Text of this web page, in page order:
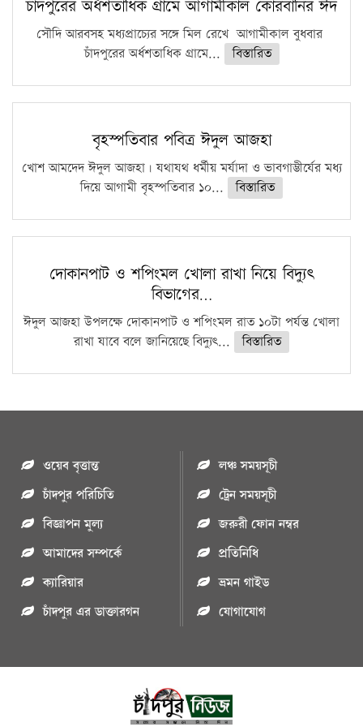
চাঁদপুরের অর্ধশতাধিক গ্রামে আগামীকাল কোরবানির ঈদ
সৌদি আরবসহ মধ্যপ্রাচ্যের সঙ্গে মিল রেখে আগামীকাল বুধবার
চাঁদপুরের অর্ধশতাধিক গ্রামে...
বিস্তারিত
বৃহস্পতিবার পবিত্র ঈদুল আজহা
খোশ আমদেদ ঈদুল আজহা। যথাযথ ধর্মীয় মর্যাদা ও ভাবগাম্ভীর্যের মধ্য
দিয়ে আগামী বৃহস্পতিবার ১০...
বিস্তারিত
দোকানপাট ও শপিংমল খোলা রাখা নিয়ে বিদ্যুৎ
বিভাগের…
ঈদুল আজহা উপলক্ষে দোকানপাট ও শপিংমল রাত ১০টা পর্যন্ত খোলা
রাখা যাবে বলে জানিয়েছে বিদ্যুৎ...
বিস্তারিত
ওয়েব বৃত্তান্ত
চাঁদপুর পরিচিতি
বিজ্ঞাপন মুল্য
আমাদের সম্পর্কে
ক্যারিয়ার
চাঁদপুর এর ডাক্তারগন
লঞ্চ সময়সূচী
ট্রেন সময়সূচী
জরুরী ফোন নম্বর
প্রতিনিধি
ভ্রমন গাইড
যোগাযোগ